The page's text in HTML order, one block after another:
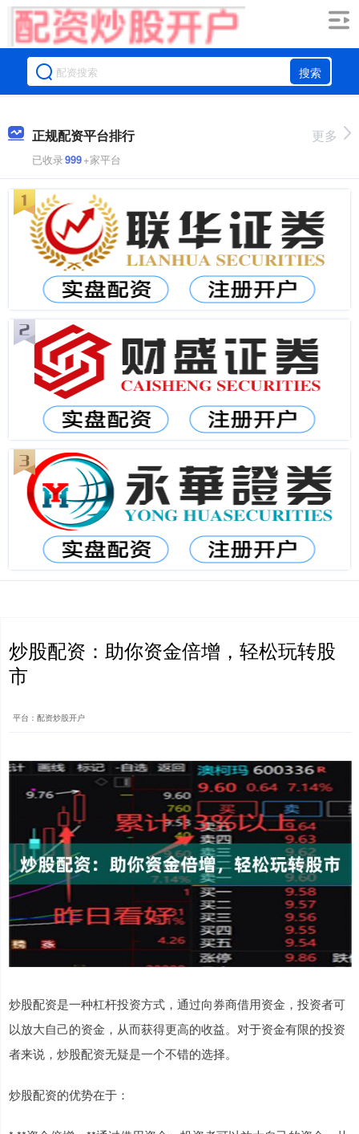
搜索
正规配资平台排行
已收录999+家平台
更多
炒股配资：助你资金倍增，轻松玩转股
市
平台：配资炒股开户
炒股配资是一种杠杆投资方式，通过向券商借用资金，投资者可
以放大自己的资金，从而获得更高的收益。对于资金有限的投资
者来说，炒股配资无疑是一个不错的选择。
炒股配资的优势在于：